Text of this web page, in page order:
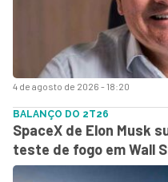
4 de agosto de 2026 - 18:20
BALANÇO DO 2T26
SpaceX de Elon Musk
teste de fogo em Wall